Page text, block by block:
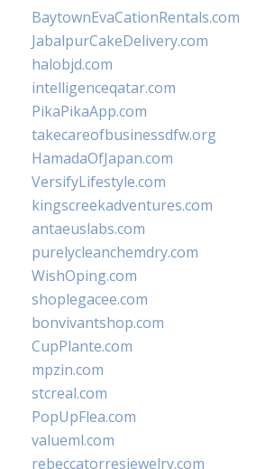
BaytownEvaCationRentals.com
JabalpurCakeDelivery.com
halobjd.com
intelligenceqatar.com
PikaPikaApp.com
takecareofbusinessdfw.org
HamadaOfJapan.com
VersifyLifestyle.com
kingscreekadventures.com
antaeuslabs.com
purelycleanchemdry.com
WishOping.com
shoplegacee.com
bonvivantshop.com
CupPlante.com
mpzin.com
stcreal.com
PopUpFlea.com
valueml.com
rebeccatorresjewelry.com